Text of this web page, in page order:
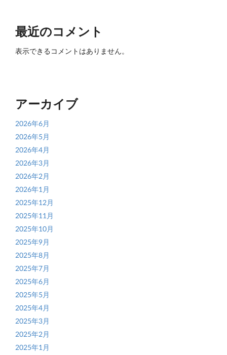
最近のコメント
表示できるコメントはありません。
アーカイブ
2026年6月
2026年5月
2026年4月
2026年3月
2026年2月
2026年1月
2025年12月
2025年11月
2025年10月
2025年9月
2025年8月
2025年7月
2025年6月
2025年5月
2025年4月
2025年3月
2025年2月
2025年1月